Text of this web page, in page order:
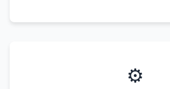
⚙️